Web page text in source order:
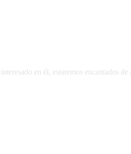
en él, estaremos encantados